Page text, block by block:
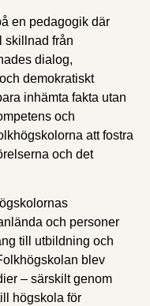
en pedagogik där
skillnad från
dialog,
demokratiskt
inhämta fakta utan
och
att fostra
och det
och personer
till utbildning och
blev
– särskilt genom
högskola för